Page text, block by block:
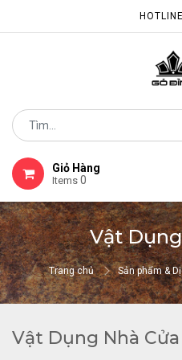
Giỏ Hàng
Items 0
Vật
Trang chủ Sản phẩm &
Vật Dụng Nhà Cửa